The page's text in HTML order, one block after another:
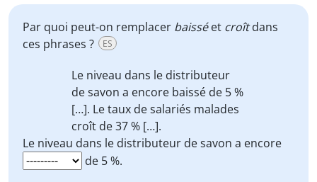
Par quoi peut-on remplacer baisséet croîtdans
ces phrases ?
ES
Le niveau dans le distributeur
de savon a encore baissé de 5 %
[…]. Le taux de salariés malades
croît de 37 % […].
Le niveau dans le distributeur de savon a encore
de 5 %.